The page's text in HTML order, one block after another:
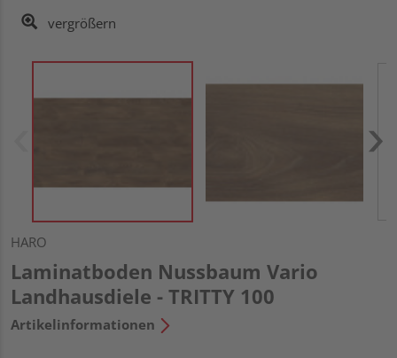
vergrößern
HARO
Laminatboden Nussbaum Vario
Landhausdiele - TRITTY 100
Artikelinformationen